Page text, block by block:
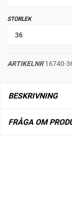
STORLEK
ARTIKELNR16740-
BESKRIVNING
FRÅGA OM